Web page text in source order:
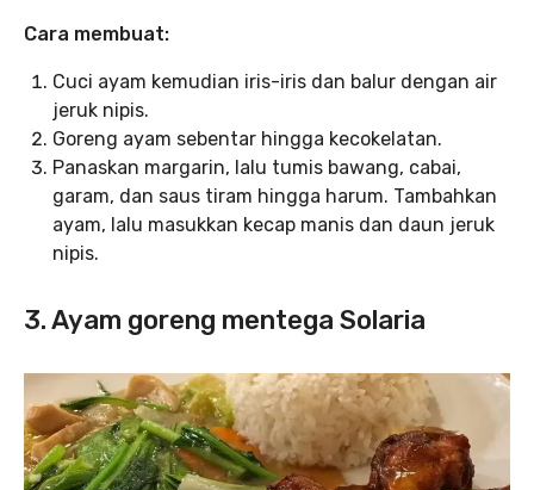
Cara membuat:
Cuci ayam kemudian iris-iris dan balur dengan air
jeruk nipis.
Goreng ayam sebentar hingga kecokelatan.
Panaskan margarin, lalu tumis bawang, cabai,
garam, dan saus tiram hingga harum. Tambahkan
ayam, lalu masukkan kecap manis dan daun jeruk
nipis.
3. Ayam goreng mentega Solaria